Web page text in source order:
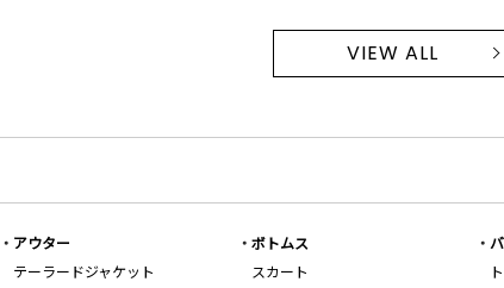
VIEW ALL
アウター
テーラードジャケット
ボトムス
スカート